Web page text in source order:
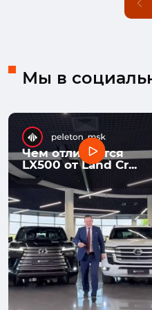
Мы в
Чем отличается
LX500 от Land Cr...